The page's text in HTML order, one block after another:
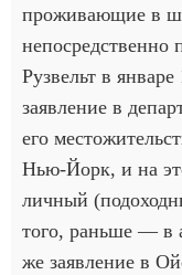
проживающие в
непосредственно
Рузвельт в
заявление в
его
Нью-Йорк, и на
личный
того, раньше — в
же заявление в